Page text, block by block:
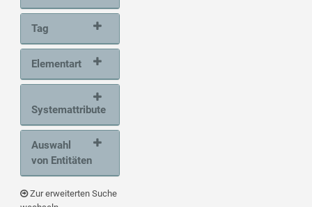
Tag
Elementart
Systemattribute
Auswahl
von Entitäten
Zur erweiterten Suche